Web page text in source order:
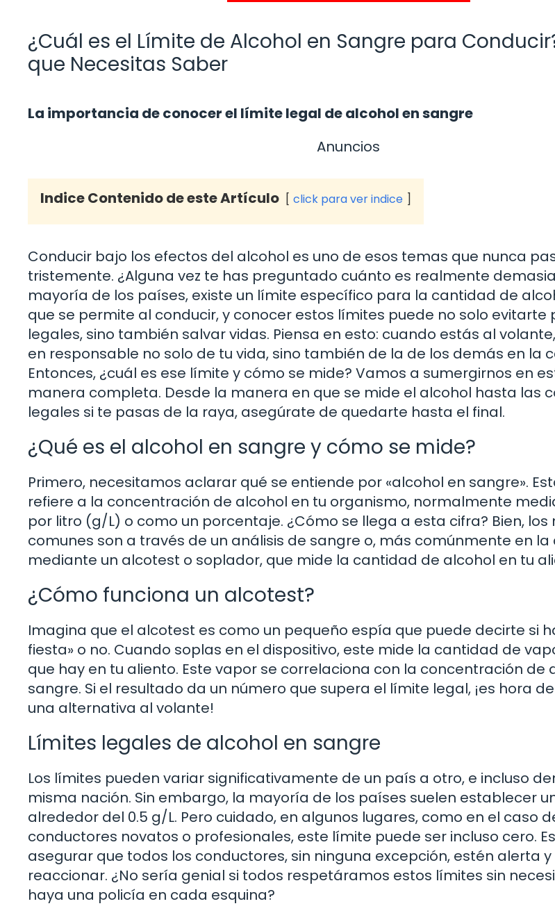
¿Cuál es el Límite de Alcohol en Sangre para
que Necesitas Saber
La importancia de conocer el límite legal de alcohol en sangre
Anuncios
Indice Contenido de este Artículo click para ver indice
Conducir bajo los efectos del alcohol es uno de esos temas que nunca
tristemente. ¿Alguna vez te has preguntado cuánto es realmente
mayoría de los países, existe un límite específico para la cantidad de
que se permite al conducir, y conocer estos límites puede no solo evitarte
legales, sino también salvar vidas. Piensa en esto: cuando estás al
en responsable no solo de tu vida, sino también de la de los demás en la
Entonces, ¿cuál es ese límite y cómo se mide? Vamos a sumergirnos en
manera completa. Desde la manera en que se mide el alcohol hasta las
legales si te pasas de la raya, asegúrate de quedarte hasta el final.
¿Qué es el alcohol en sangre y cómo se mide?
Primero, necesitamos aclarar qué se entiende por «alcohol en sangre».
refiere a la concentración de alcohol en tu organismo, normalmente
por litro (g/L) o como un porcentaje. ¿Cómo se llega a esta cifra? Bien,
comunes son a través de un análisis de sangre o, más comúnmente en
mediante un alcotest o soplador, que mide la cantidad de alcohol en tu
¿Cómo funciona un alcotest?
Imagina que el alcotest es como un pequeño espía que puede decirte si
fiesta» o no. Cuando soplas en el dispositivo, este mide la cantidad de
que hay en tu aliento. Este vapor se correlaciona con la concentración de
sangre. Si el resultado da un número que supera el límite legal, ¡es hora
una alternativa al volante!
Límites legales de alcohol en sangre
Los límites pueden variar significativamente de un país a otro, e incluso
misma nación. Sin embargo, la mayoría de los países suelen establecer
alrededor del 0.5 g/L. Pero cuidado, en algunos lugares, como en el caso
conductores novatos o profesionales, este límite puede ser incluso cero.
asegurar que todos los conductores, sin ninguna excepción, estén alerta
reaccionar. ¿No sería genial si todos respetáramos estos límites sin
haya una policía en cada esquina?